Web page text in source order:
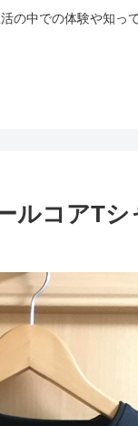
の中での体験や知っ
ルコアT